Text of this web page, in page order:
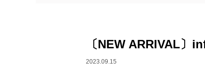
〔NEW ARRIVAL
2023.09.15